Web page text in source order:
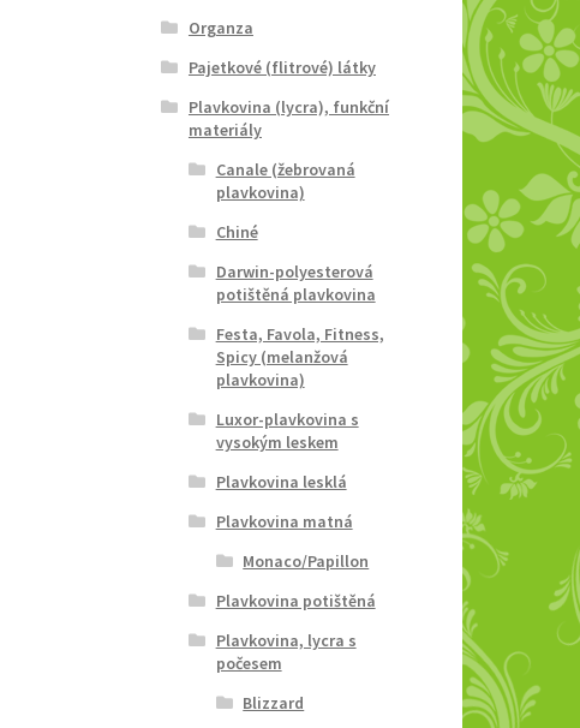
Organza
Pajetkové (flitrové) látky
Plavkovina (lycra), funkční
materiály
Canale (žebrovaná
plavkovina)
Chiné
Darwin-polyesterová
potištěná plavkovina
Festa, Favola, Fitness,
Spicy (melanžová
plavkovina)
Luxor-plavkovina s
vysokým leskem
Plavkovina lesklá
Plavkovina matná
Monaco/Papillon
Plavkovina potištěná
Plavkovina, lycra s
počesem
Blizzard